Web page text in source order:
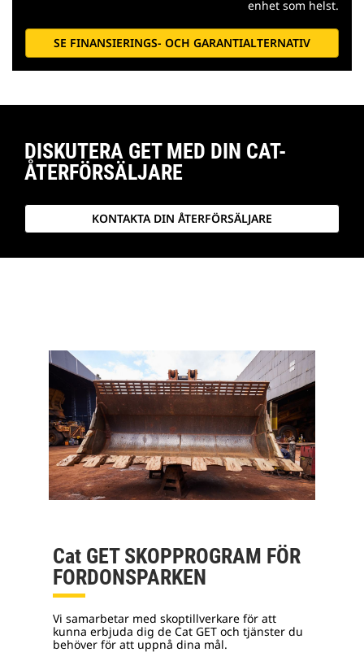
enhet som helst.
SE FINANSIERINGS- OCH GARANTIALTERNATIV
DISKUTERA GET MED DIN CAT-
ÅTERFÖRSÄLJARE
KONTAKTA DIN ÅTERFÖRSÄLJARE
Cat GET SKOPPROGRAM FÖR
FORDONSPARKEN
Vi samarbetar med skoptillverkare för att
kunna erbjuda dig de Cat GET och tjänster du
behöver för att uppnå dina mål.